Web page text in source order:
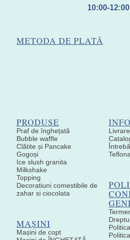
10:00-12:00
METODA DE PLATĂ
PRODUSE
Praf de înghețată
Bubble waffle
Clătite și Pancake
Gogoși
Ice slush granita
Milkshake
Topping
Decoratiuni comestibile de
zahar si ciocolata
MAȘINI
Mașini de copt